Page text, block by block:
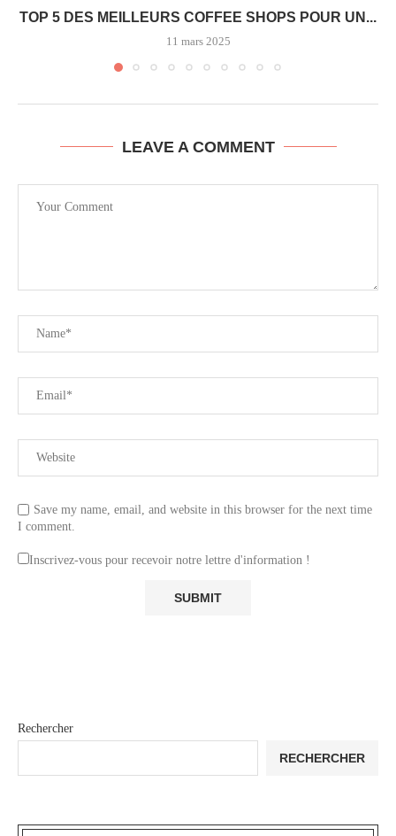
TOP 5 DES MEILLEURS COFFEE SHOPS POUR UN...
11 mars 2025
LEAVE A COMMENT
Save my name, email, and website in this browser for the next time
I comment.
Inscrivez-vous pour recevoir notre lettre d'information !
Rechercher
RECHERCHER